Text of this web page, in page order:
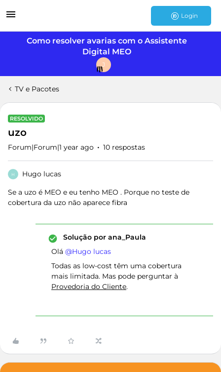
Login
Como resolver avarias com o Assistente
Digital MEO
J
TV e Pacotes
RESOLVIDO
uzo
Forum|Forum|1 year ago 10 respostas
H Hugo lucas
Se a uzo é MEO e eu tenho MEO . Porque no teste de
cobertura da uzo não aparece fibra
Solução por ana_Paula
Olá ​ @Hugo lucas
Todas as low-cost têm uma cobertura
mais limitada. Mas pode perguntar à
Provedoria do Cliente.